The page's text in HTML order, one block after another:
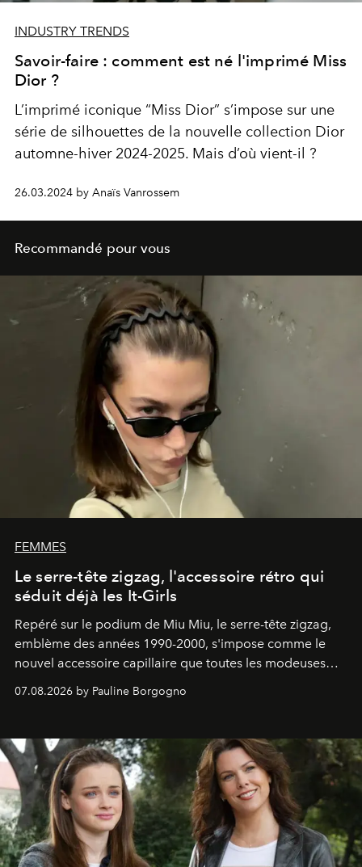
INDUSTRY TRENDS
Savoir-faire : comment est né l'imprimé Miss
Dior ?
L’imprimé iconique “Miss Dior” s’impose sur une
série de silhouettes de la nouvelle collection Dior
automne-hiver 2024-2025. Mais d’où vient-il ?
26.03.2024 by Anaïs Vanrossem
Recommandé pour vous
FEMMES
Le serre-tête zigzag, l'accessoire rétro qui
séduit déjà les It-Girls
Repéré sur le podium de Miu Miu, le serre-tête zigzag,
emblème des années 1990-2000, s'impose comme le
nouvel accessoire capillaire que toutes les modeuses
s'arrachent déjà.
07.08.2026 by Pauline Borgogno